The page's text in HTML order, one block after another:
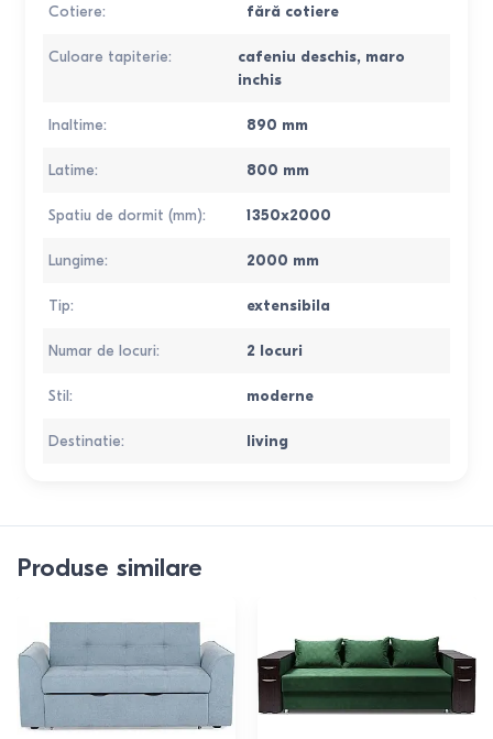
Cotiere: fără cotiere
Culoare tapiterie: cafeniu deschis, maro
inchis
Inaltime: 890 mm
Latime: 800 mm
Spatiu de dormit (mm): 1350x2000
Lungime: 2000 mm
Tip: extensibila
Numar de locuri: 2 locuri
Stil: moderne
Destinatie: living
Produse similare